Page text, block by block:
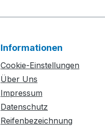
Informationen
Cookie-Einstellungen
Über Uns
Impressum
Datenschutz
Reifenbezeichnung